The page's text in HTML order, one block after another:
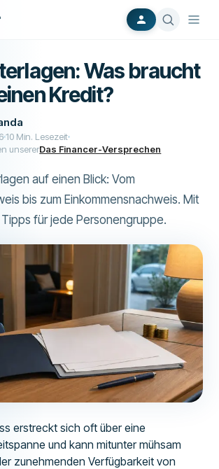
Was braucht
Kredit?
10 Min. Lesezeit
unsererDas Financer-Versprechen
auf einen Blick: Vom
bis zum Einkommensnachweis. Mit
für jede Personengruppe.
erstreckt sich oft über eine
und kann mitunter mühsam
zunehmenden Verfügbarkeit von